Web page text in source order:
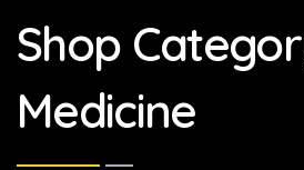
Shop
Medicine